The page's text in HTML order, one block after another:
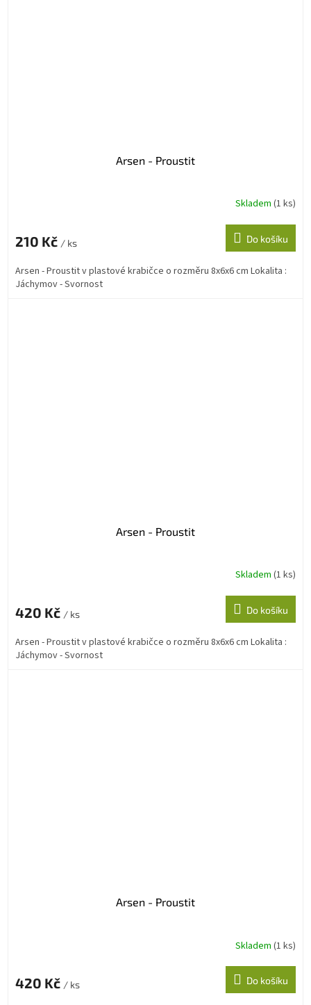
Arsen - Proustit
Skladem (1 ks)
210 Kč / ks Do košíku
Arsen - Proustit v plastové krabičce o rozměru 8x6x6 cm Lokalita :
Jáchymov - Svornost
Arsen - Proustit
Skladem (1 ks)
420 Kč / ks Do košíku
Arsen - Proustit v plastové krabičce o rozměru 8x6x6 cm Lokalita :
Jáchymov - Svornost
Arsen - Proustit
Skladem (1 ks)
420 Kč / ks Do košíku